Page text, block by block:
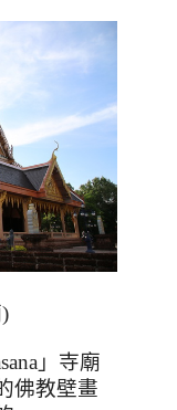
)
」寺廟
佛教壁畫